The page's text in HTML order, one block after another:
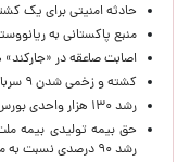
حادثه امنیتی برای یک
منبع پاکستانی به
اصابت صاعقه در «جارکند» هند ۱۴ کشته
کشته و زخمی شدن ۹ سرباز صهیونیست در جنوب لبنان
رشد ۱۳۰ هزار واحدی بورس
رشد ۹۰ درصدی نسبت به مدت مشابه سال گذشته